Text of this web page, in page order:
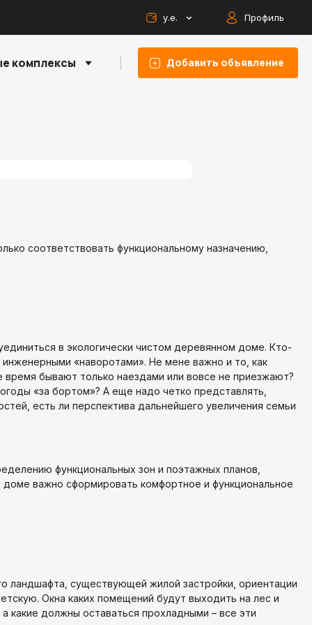
у.е. Профиль
комплексы Добавить объявление
соответствовать функциональному назначению,
в экологически чистом деревянном доме. Кто-
«наворотами». Не мене важно и то, как
время бывают только наездами или вовсе не приезжают?
«за бортом»? А еще надо четко представлять,
есть ли перспектива дальнейшего увеличения семьи
функциональных зон и поэтажных планов,
доме важно сформировать комфортное и функциональное
ландшафта, существующей жилой застройки, ориентации
Окна каких помещений будут выходить на лес и
какие должны оставаться прохладными – все эти